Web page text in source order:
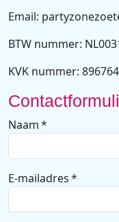
Email:
BTW nummer:
KVK nummer:
Naam
E-mailadres